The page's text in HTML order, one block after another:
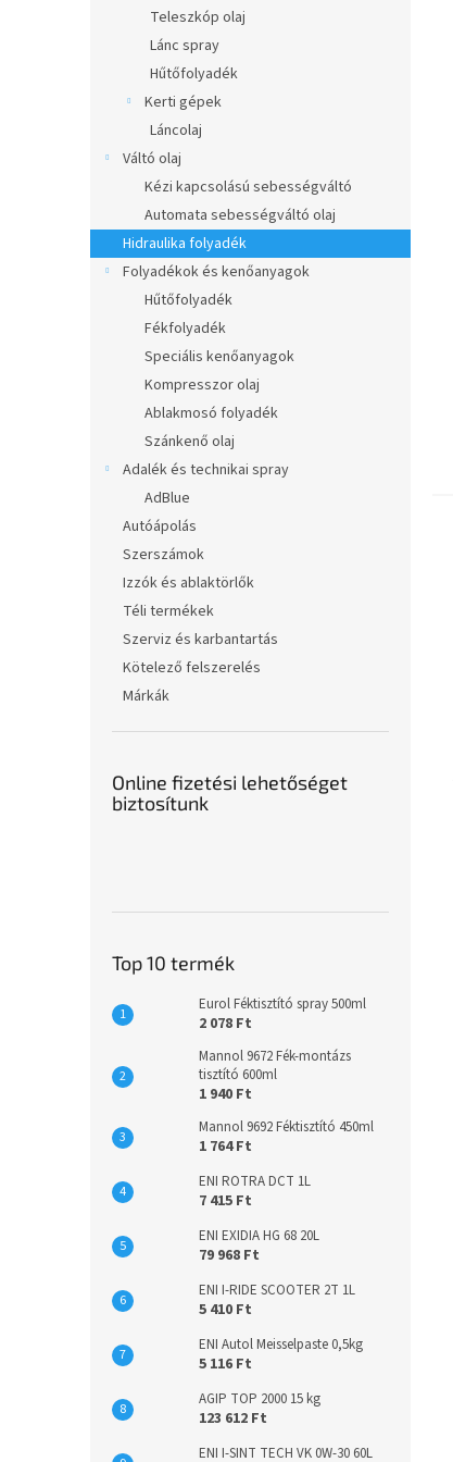
Teleszkóp olaj
Lánc spray
Hűtőfolyadék
Kerti gépek
Láncolaj
Váltó olaj
Kézi kapcsolású sebességváltó
Automata sebességváltó olaj
Hidraulika folyadék
Folyadékok és kenőanyagok
Hűtőfolyadék
Fékfolyadék
Speciális kenőanyagok
Kompresszor olaj
Ablakmosó folyadék
Szánkenő olaj
Adalék és technikai spray
AdBlue
Autóápolás
Szerszámok
Izzók és ablaktörlők
Téli termékek
Szerviz és karbantartás
Kötelező felszerelés
Márkák
Online fizetési lehetőséget
biztosítunk
Top 10 termék
Eurol Féktisztító spray 500ml
2 078 Ft
Mannol 9672 Fék-montázs
tisztító 600ml
1 940 Ft
Mannol 9692 Féktisztító 450ml
1 764 Ft
ENI ROTRA DCT 1L
7 415 Ft
ENI EXIDIA HG 68 20L
79 968 Ft
ENI I-RIDE SCOOTER 2T 1L
5 410 Ft
ENI Autol Meisselpaste 0,5kg
5 116 Ft
AGIP TOP 2000 15 kg
123 612 Ft
ENI I-SINT TECH VK 0W-30 60L